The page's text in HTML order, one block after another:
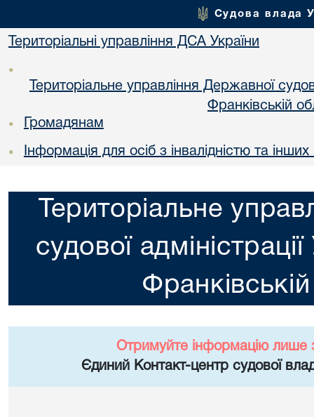
Судова влада
Територіальні управління ДСА України
•
Територіальне управління Державної
Франкiвській
• Громадянам
• Інформація для осіб з інвалідністю та
Територіальне
судової
Отримуйте інформацію лише
Єдиний Контакт-центр судової